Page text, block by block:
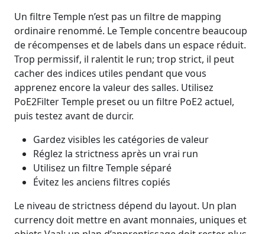
Un filtre Temple n’est pas un filtre de mapping
ordinaire renommé. Le Temple concentre beaucoup
de récompenses et de labels dans un espace réduit.
Trop permissif, il ralentit le run; trop strict, il peut
cacher des indices utiles pendant que vous
apprenez encore la valeur des salles. Utilisez
PoE2Filter Temple preset ou un filtre PoE2 actuel,
puis testez avant de durcir.
Gardez visibles les catégories de valeur
Réglez la strictness après un vrai run
Utilisez un filtre Temple séparé
Évitez les anciens filtres copiés
Le niveau de strictness dépend du layout. Un plan
currency doit mettre en avant monnaies, uniques et